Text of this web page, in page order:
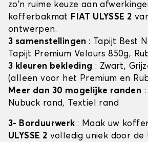
zo'n ruime keuze aan
kofferbakmat FIAT ULYSSE 2
ontwerpen.
3 samenstellingen: Tapijt Best
Tapijt Premium Velours 850g,
3 kleuren bekleding : Zwart,
(alleen voor het Premium en
Meer dan 30 mogelijke randen
Nubuck rand, Textiel rand
3- Borduurwerk : Maak uw
ULYSSE 2 volledig uniek door de